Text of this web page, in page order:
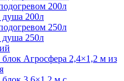
200л
душа 200л
250л
душа 250л
Агросфера 2,4×1,2 м из